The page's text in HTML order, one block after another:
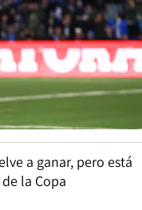
a ganar, pero está
la Copa